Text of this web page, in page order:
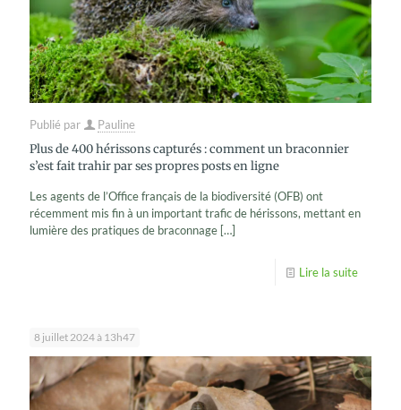
Publié par Pauline
Plus de 400 hérissons capturés : comment un braconnier
s’est fait trahir par ses propres posts en ligne
Les agents de l’Office français de la biodiversité (OFB) ont
récemment mis fin à un important trafic de hérissons, mettant en
lumière des pratiques de braconnage […]
Lire la suite
8 juillet 2024 à 13h47